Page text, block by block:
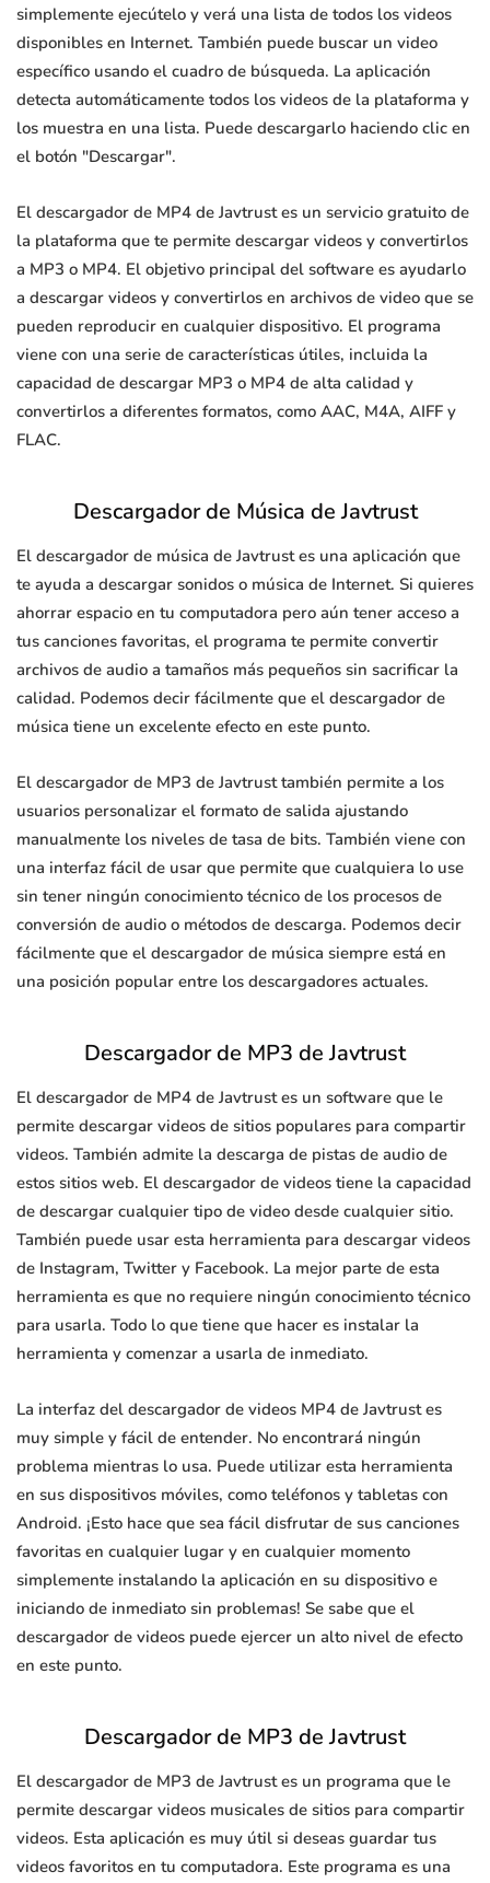
simplemente ejecútelo y verá una lista de todos los videos
disponibles en Internet. También puede buscar un video
específico usando el cuadro de búsqueda. La aplicación
detecta automáticamente todos los videos de la plataforma y
los muestra en una lista. Puede descargarlo haciendo clic en
el botón "Descargar".
El descargador de MP4 de Javtrust es un servicio gratuito de
la plataforma que te permite descargar videos y convertirlos
a MP3 o MP4. El objetivo principal del software es ayudarlo
a descargar videos y convertirlos en archivos de video que se
pueden reproducir en cualquier dispositivo. El programa
viene con una serie de características útiles, incluida la
capacidad de descargar MP3 o MP4 de alta calidad y
convertirlos a diferentes formatos, como AAC, M4A, AIFF y
FLAC.
Descargador de Música de Javtrust
El descargador de música de Javtrust es una aplicación que
te ayuda a descargar sonidos o música de Internet. Si quieres
ahorrar espacio en tu computadora pero aún tener acceso a
tus canciones favoritas, el programa te permite convertir
archivos de audio a tamaños más pequeños sin sacrificar la
calidad. Podemos decir fácilmente que el descargador de
música tiene un excelente efecto en este punto.
El descargador de MP3 de Javtrust también permite a los
usuarios personalizar el formato de salida ajustando
manualmente los niveles de tasa de bits. También viene con
una interfaz fácil de usar que permite que cualquiera lo use
sin tener ningún conocimiento técnico de los procesos de
conversión de audio o métodos de descarga. Podemos decir
fácilmente que el descargador de música siempre está en
una posición popular entre los descargadores actuales.
Descargador de MP3 de Javtrust
El descargador de MP4 de Javtrust es un software que le
permite descargar videos de sitios populares para compartir
videos. También admite la descarga de pistas de audio de
estos sitios web. El descargador de videos tiene la capacidad
de descargar cualquier tipo de video desde cualquier sitio.
También puede usar esta herramienta para descargar videos
de Instagram, Twitter y Facebook. La mejor parte de esta
herramienta es que no requiere ningún conocimiento técnico
para usarla. Todo lo que tiene que hacer es instalar la
herramienta y comenzar a usarla de inmediato.
La interfaz del descargador de videos MP4 de Javtrust es
muy simple y fácil de entender. No encontrará ningún
problema mientras lo usa. Puede utilizar esta herramienta
en sus dispositivos móviles, como teléfonos y tabletas con
Android. ¡Esto hace que sea fácil disfrutar de sus canciones
favoritas en cualquier lugar y en cualquier momento
simplemente instalando la aplicación en su dispositivo e
iniciando de inmediato sin problemas! Se sabe que el
descargador de videos puede ejercer un alto nivel de efecto
en este punto.
Descargador de MP3 de Javtrust
El descargador de MP3 de Javtrust es un programa que le
permite descargar videos musicales de sitios para compartir
videos. Esta aplicación es muy útil si deseas guardar tus
videos favoritos en tu computadora. Este programa es una